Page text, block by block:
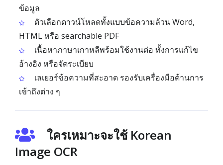
ข้อมูล
ตัวเลือกดาวน์โหลดทั้งแบบข้อความล้วน Word,
HTML หรือ searchable PDF
เนื้อหาภาษาเกาหลีพร้อมใช้งานต่อ ทั้งการแก้ไข
อ้างอิง หรือจัดระเบียบ
เลเยอร์ข้อความที่สะอาด รองรับเครื่องมือด้านการ
เข้าถึงต่าง ๆ
ใครเหมาะจะใช้ Korean
Image OCR